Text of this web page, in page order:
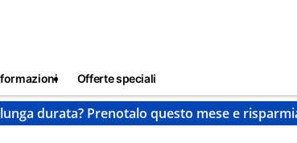
Offerte speciali
durata? Prenotalo questo mese e